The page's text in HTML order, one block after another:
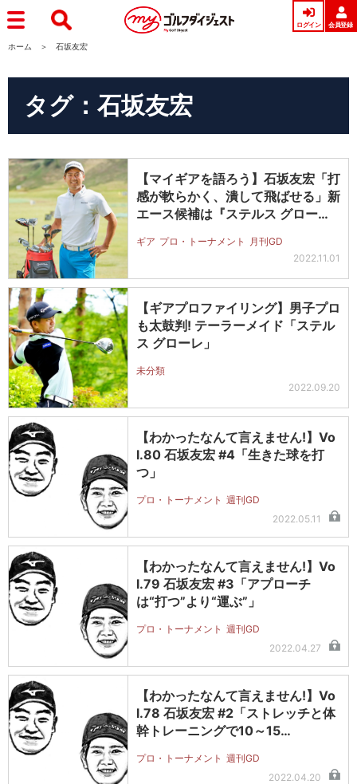
ログイン 会員登録
ホーム 石坂友宏
タグ：石坂友宏
【マイギアを語ろう】石坂友宏「打
感が軟らかく、潰して飛ばせる」新
エース候補は『ステルス グロー
ギア プロ・トーナメント
月刊GD
2022.11.01
【ギアプロファイリング】男子プロ
も太鼓判! テーラーメイド「ステル
ス グローレ」
未分類
2022.09.20
【わかったなんて言えません!】Vo
l.80 石坂友宏 #4「生きた球を打
つ」
プロ・トーナメント 週刊GD
2022.05.11
【わかったなんて言えません!】Vo
l.79 石坂友宏 #3「アプローチ
は“打つ”より“運ぶ”」
プロ・トーナメント 週刊GD
2022.04.27
【わかったなんて言えません!】Vo
l.78 石坂友宏 #2「ストレッチと体
幹トレーニングで10～15…
プロ・トーナメント 週刊GD
2022.04.20